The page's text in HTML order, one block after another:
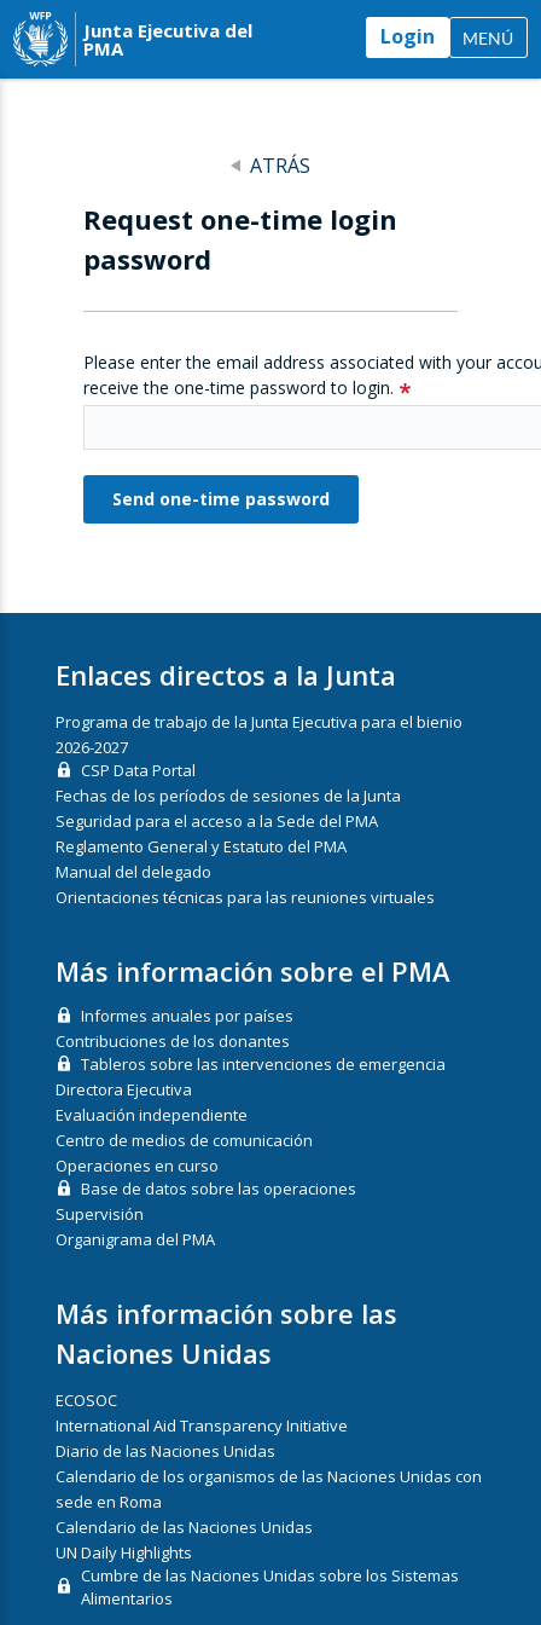
Junta Ejecutiva del
PMA Login MENÚ
ATRÁS
Request one-time login
password
Please enter the email address associated with your
receive the one-time password to login.
Enlaces directos a la Junta
Programa de trabajo de la Junta Ejecutiva para el bienio
2026-2027
CSP Data Portal
Fechas de los períodos de sesiones de la Junta
Seguridad para el acceso a la Sede del PMA
Reglamento General y Estatuto del PMA
Manual del delegado
Orientaciones técnicas para las reuniones virtuales
Más información sobre el PMA
Informes anuales por países
Contribuciones de los donantes
Tableros sobre las intervenciones de emergencia
Directora Ejecutiva
Evaluación independiente
Centro de medios de comunicación
Operaciones en curso
Base de datos sobre las operaciones
Supervisión
Organigrama del PMA
Más información sobre las
Naciones Unidas
ECOSOC
International Aid Transparency Initiative
Diario de las Naciones Unidas
Calendario de los organismos de las Naciones Unidas con
sede en Roma
Calendario de las Naciones Unidas
UN Daily Highlights
Cumbre de las Naciones Unidas sobre los Sistemas
Alimentarios